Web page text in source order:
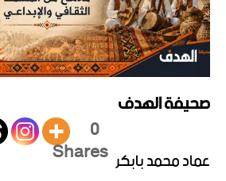
صحيفة الهدف
0
Sharesعماد محمد بابكر